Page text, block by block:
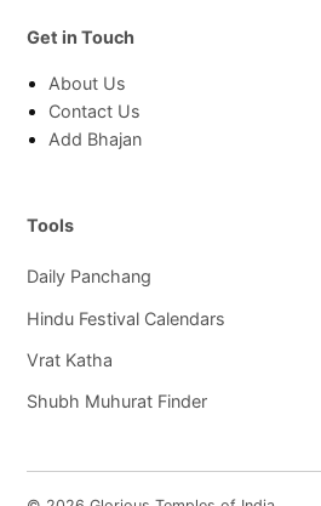
Get in Touch
About Us
Contact Us
Add Bhajan
Tools
Daily Panchang
Hindu Festival Calendars
Vrat Katha
Shubh Muhurat Finder